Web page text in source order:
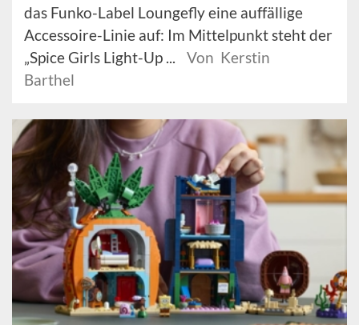
das Funko-Label Loungefly eine auffällige
Accessoire-Linie auf: Im Mittelpunkt steht der
„Spice Girls Light-Up ...
Von Kerstin
Barthel